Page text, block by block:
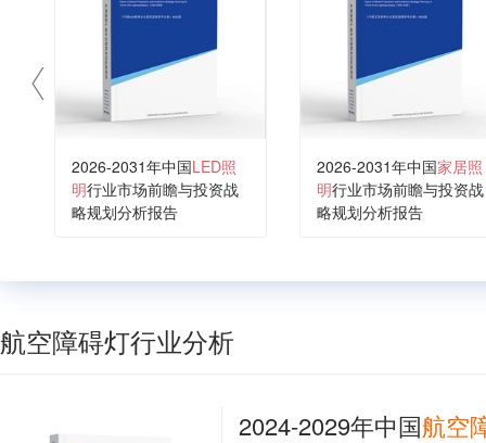
2026-2031年中国LED照
明行业市场前瞻与投资战
略规划分析报告
2026-2031年中国家居照
明行业市场前瞻与投资战
略规划分析报告
航空障碍灯行业分析
2024-2029年中国航空